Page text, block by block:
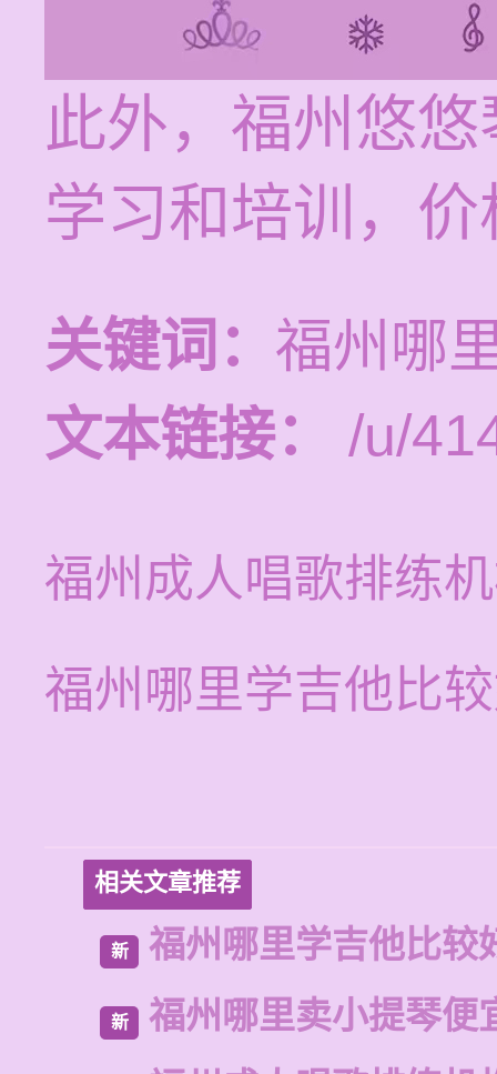
此外，福州悠
学习和培训，
关键词： 福州哪
文本链接：
/u/
福州成人唱歌排练
福州哪里学吉他比
相关文章推荐
新 福州哪里学吉他比较
新
福州哪里卖小提琴便